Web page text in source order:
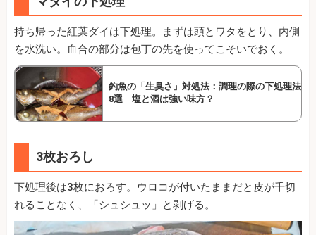
持ち帰った紅葉ダイは下処理。まずは頭とワタをとり、内側
を水洗い。血合の部分は包丁の先を使ってこそいでおく。
釣魚の「生臭さ」対処法：調理の際の下処理法
8選 塩と酒は強い味方？
3枚おろし
下処理後は3枚におろす。ウロコが付いたままだと皮が千切
れることなく、「シュシュッ」と剥げる。